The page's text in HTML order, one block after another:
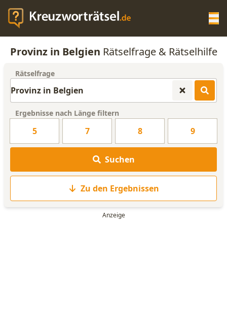
KREUZWORTRÄTSEL-HILFE
WORTLISTE
Provinz in Belgien Rätselfrage & Rätselhilfe
Rätselfrage
Ergebnisse nach Länge filtern
5 7 8 9
Suchen
Zu den Ergebnissen